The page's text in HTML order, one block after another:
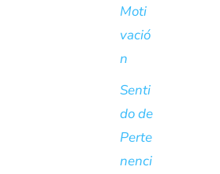
Moti
vació
n
Senti
do de
Perte
nenci